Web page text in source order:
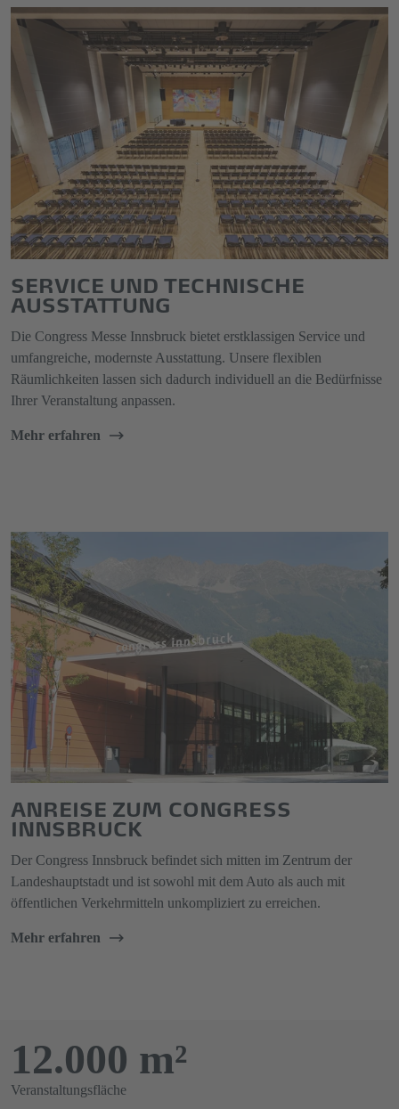
SERVICE UND TECHNISCHE
AUSSTATTUNG
Die Congress Messe Innsbruck bietet erstklassigen Service und
umfangreiche, modernste Ausstattung. Unsere flexiblen
Räumlichkeiten lassen sich dadurch individuell an die Bedürfnisse
Ihrer Veranstaltung anpassen.
Mehr erfahren
ANREISE ZUM CONGRESS
INNSBRUCK
Der Congress Innsbruck befindet sich mitten im Zentrum der
Landeshauptstadt und ist sowohl mit dem Auto als auch mit
öffentlichen Verkehrmitteln unkompliziert zu erreichen.
Mehr erfahren
12.000 m²
Veranstaltungsfläche